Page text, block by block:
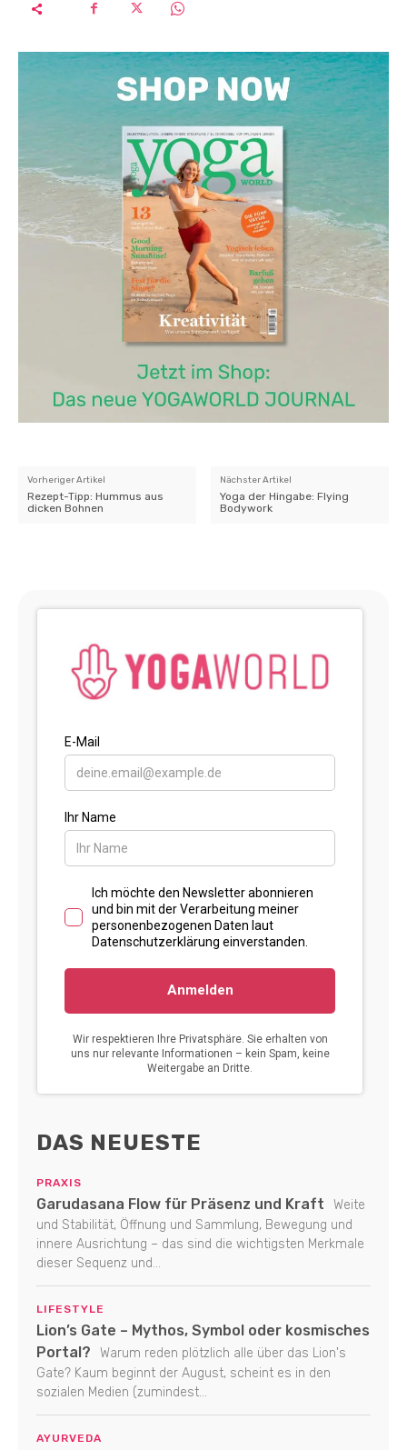
Vorheriger Artikel
Rezept-Tipp: Hummus aus
dicken Bohnen
Nächster Artikel
Yoga der Hingabe: Flying
Bodywork
DAS NEUESTE
PRAXIS
Garudasana Flow für Präsenz und Kraft
Weite
und Stabilität, Öffnung und Sammlung, Bewegung und
innere Ausrichtung – das sind die wichtigsten Merkmale
dieser Sequenz und...
LIFESTYLE
Lion’s Gate – Mythos, Symbol oder kosmisches
Portal?
Warum reden plötzlich alle über das Lion's
Gate? Kaum beginnt der August, scheint es in den
sozialen Medien (zumindest...
AYURVEDA